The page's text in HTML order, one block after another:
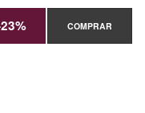
COMPRAR